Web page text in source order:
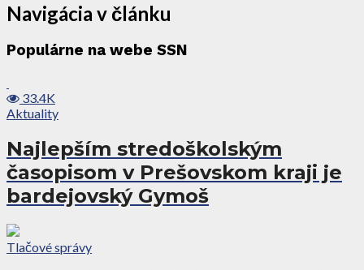
Navigácia v článku
Populárne na webe SSN
33.4K
Aktuality
Najlepším stredoškolským
časopisom v Prešovskom kraji je
bardejovský Gymoš
Tlačové správy